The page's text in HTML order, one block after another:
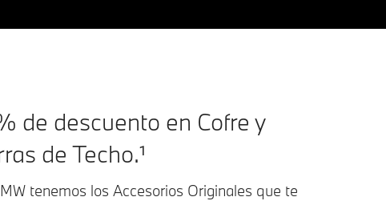
de descuento en Cofre y
de Techo.¹
tenemos los Accesorios Originales que te